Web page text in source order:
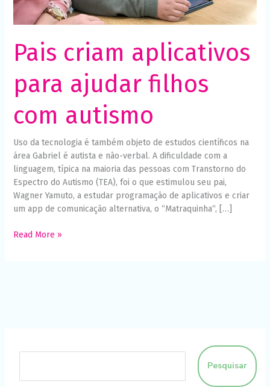
Pais criam aplicativos
para ajudar filhos
com autismo
Uso da tecnologia é também objeto de estudos científicos na
área Gabriel é autista e não-verbal. A dificuldade com a
linguagem, típica na maioria das pessoas com Transtorno do
Espectro do Autismo (TEA), foi o que estimulou seu pai,
Wagner Yamuto, a estudar programação de aplicativos e criar
um app de comunicação alternativa, o “Matraquinha“, […]
Read More »
Pesquisar
Necessário
Esses cookies
não são
necessários
para o
do site.
melhorar a
funcionalidade
e a estrutura
do site, com
base em
como o site é
usado.
algumas
funcionalidades
desaparecerão
do site.